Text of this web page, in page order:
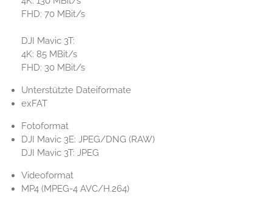
FHD: 70 MBit/s
DJI Mavic 3T:
4K: 85 MBit/s
FHD: 30 MBit/s
Unterstützte Dateiformate
exFAT
Fotoformat
DJI Mavic 3E: JPEG/DNG (RAW)
DJI Mavic 3T: JPEG
Videoformat
MP4 (MPEG-4 AVC/H.264)